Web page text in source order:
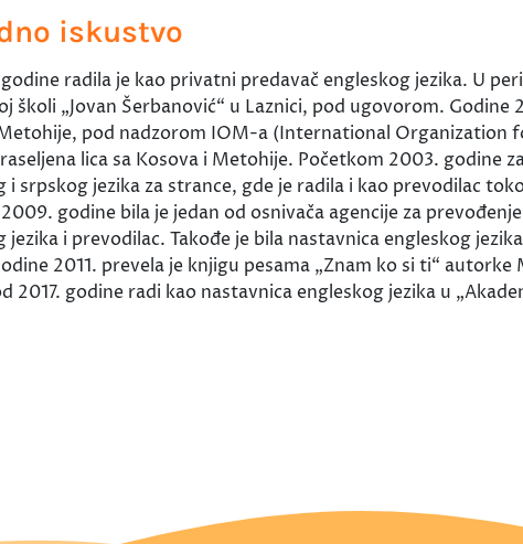
iskustvo
radila je kao privatni predavač engleskog jezika. U
školi „Jovan Šerbanović“ u Laznici, pod ugovorom.
pod nadzorom IOM-a (International
lica sa Kosova i Metohije. Početkom 2003. godine
i srpskog jezika za strance, gde je radila i kao prevodilac
godine bila je jedan od osnivača agencije za
jezika i prevodilac. Takođe je bila nastavnica engleskog
2011. prevela je knjigu pesama „Znam ko si ti“
2017. godine radi kao nastavnica engleskog jezika u